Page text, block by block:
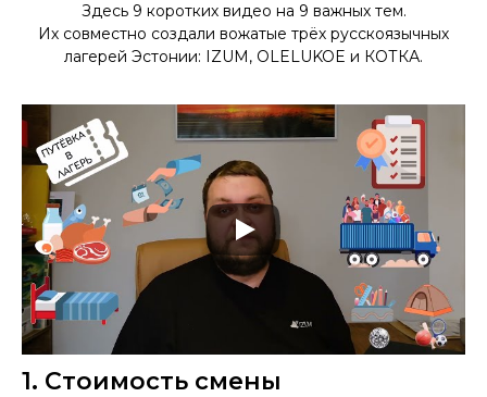
Здесь 9 коротких видео на 9 важных тем.
Их совместно создали вожатые трёх русскоязычных
лагерей Эстонии: IZUM, OLELUKOE и КОТКА.
1. Стоимость смены